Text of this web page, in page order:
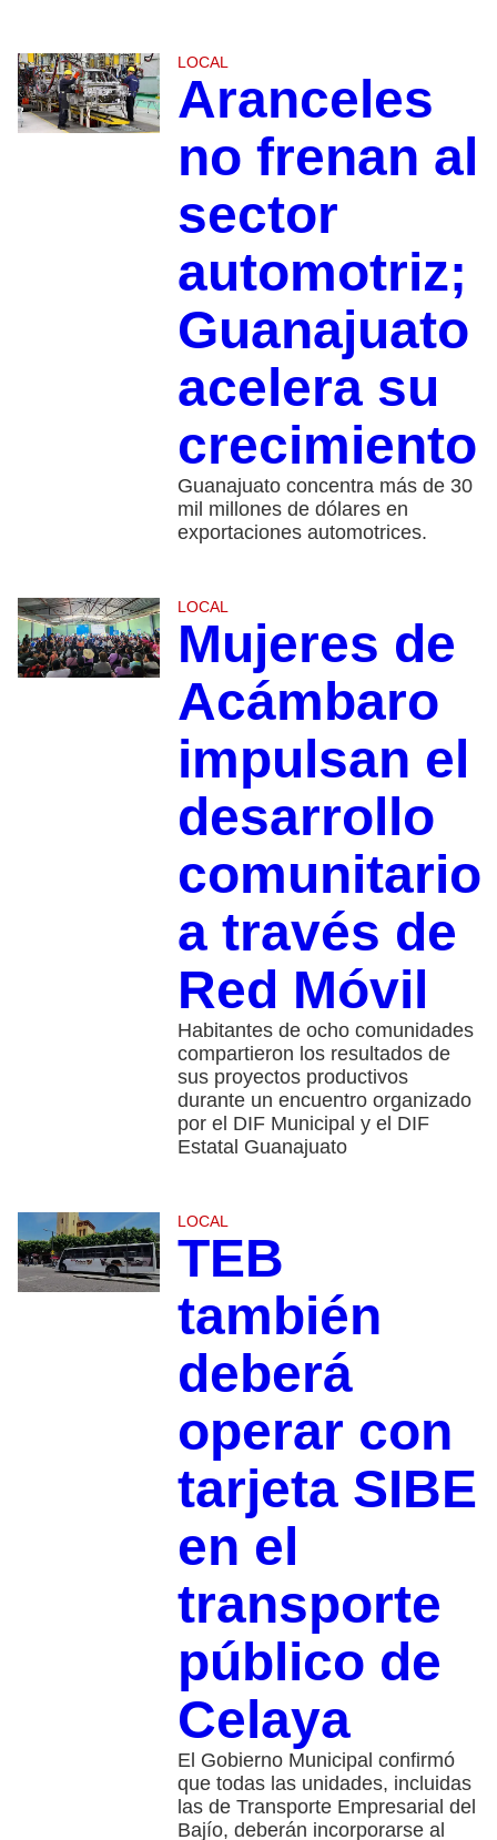
LOCAL
Aranceles
no frenan al
sector
automotriz;
Guanajuato
acelera su
crecimiento
Guanajuato concentra más de 30
mil millones de dólares en
exportaciones automotrices.
LOCAL
Mujeres de
Acámbaro
impulsan el
desarrollo
comunitario
a través de
Red Móvil
Habitantes de ocho comunidades
compartieron los resultados de
sus proyectos productivos
durante un encuentro organizado
por el DIF Municipal y el DIF
Estatal Guanajuato
LOCAL
TEB
también
deberá
operar con
tarjeta SIBE
en el
transporte
público de
Celaya
El Gobierno Municipal confirmó
que todas las unidades, incluidas
las de Transporte Empresarial del
Bajío, deberán incorporarse al